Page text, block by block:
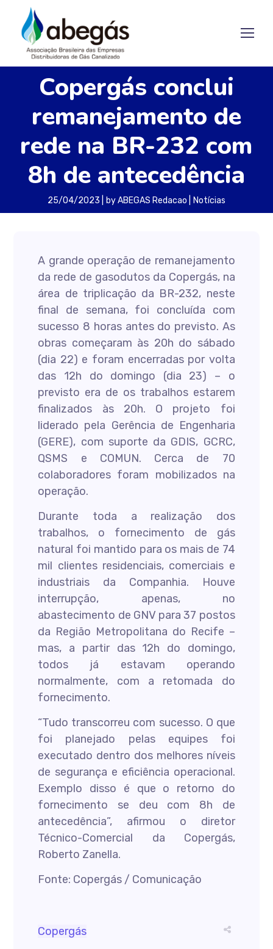
Copergás conclui
remanejamento de
rede na BR-232 com
8h de antecedência
25/04/2023 byABEGAS Redacao Notícias
A grande operação de remanejamento
da rede de gasodutos da Copergás, na
área de triplicação da BR-232, neste
final de semana, foi concluída com
sucesso 8 horas antes do previsto. As
obras começaram às 20h do sábado
(dia 22) e foram encerradas por volta
das 12h do domingo (dia 23) – o
previsto era de os trabalhos estarem
finalizados às 20h. O projeto foi
liderado pela Gerência de Engenharia
(GERE), com suporte da GDIS, GCRC,
QSMS e COMUN. Cerca de 70
colaboradores foram mobilizados na
operação.
Durante toda a realização dos
trabalhos, o fornecimento de gás
natural foi mantido para os mais de 74
mil clientes residenciais, comerciais e
industriais da Companhia. Houve
interrupção, apenas, no
abastecimento de GNV para 37 postos
da Região Metropolitana do Recife –
mas, a partir das 12h do domingo,
todos já estavam operando
normalmente, com a retomada do
fornecimento.
“Tudo transcorreu com sucesso. O que
foi planejado pelas equipes foi
executado dentro dos melhores níveis
de segurança e eficiência operacional.
Exemplo disso é que o retorno do
fornecimento se deu com 8h de
antecedência”, afirmou o diretor
Técnico-Comercial da Copergás,
Roberto Zanella.
Fonte: Copergás / Comunicação
Copergás